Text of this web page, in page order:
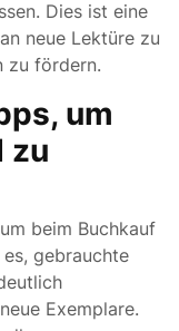
Dies ist eine
neue Lektüre zu
zu fördern.
um
zu
beim Buchkauf
gebrauchte
Exemplare.